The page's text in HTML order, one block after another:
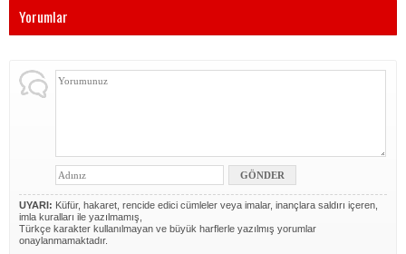
Yorumlar
UYARI: Küfür, hakaret, rencide edici cümleler veya imalar, inançlara saldırı içeren,
imla kuralları ile yazılmamış,
Türkçe karakter kullanılmayan ve büyük harflerle yazılmış yorumlar
onaylanmamaktadır.